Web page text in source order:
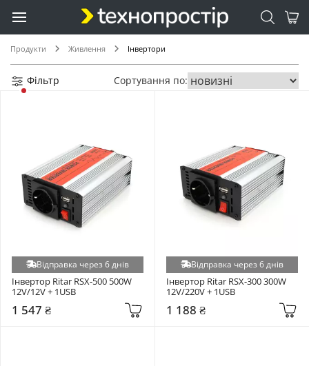
Продукти Живлення Інвертори
Фільтр Сортування по:
Відправка через 6 днів
Інвертор Ritar RSX-500 500W
12V/12V + 1USB
1 547 ₴
Відправка через 6 днів
Інвертор Ritar RSX-300 300W
12V/220V + 1USB
1 188 ₴